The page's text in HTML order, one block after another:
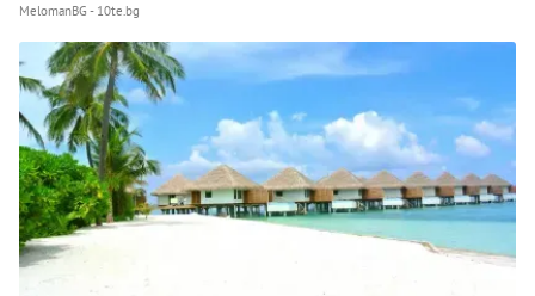
MelomanBG - 10te.bg